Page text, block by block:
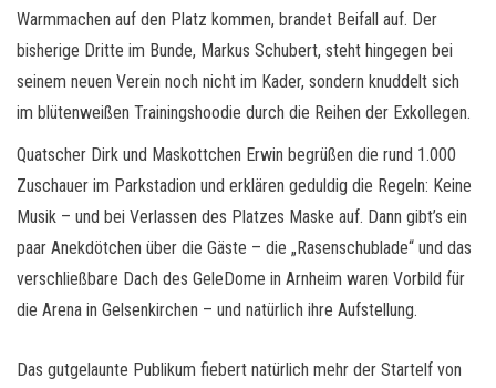
Warmmachen auf den Platz kommen, brandet Beifall auf. Der
bisherige Dritte im Bunde, Markus Schubert, steht hingegen bei
seinem neuen Verein noch nicht im Kader, sondern knuddelt sich
im blütenweißen Trainingshoodie durch die Reihen der Exkollegen.
Quatscher Dirk und Maskottchen Erwin begrüßen die rund 1.000
Zuschauer im Parkstadion und erklären geduldig die Regeln: Keine
Musik – und bei Verlassen des Platzes Maske auf. Dann gibt’s ein
paar Anekdötchen über die Gäste – die „Rasenschublade“ und das
verschließbare Dach des GeleDome in Arnheim waren Vorbild für
die Arena in Gelsenkirchen – und natürlich ihre Aufstellung.
Das gutgelaunte Publikum fiebert natürlich mehr der Startelf von